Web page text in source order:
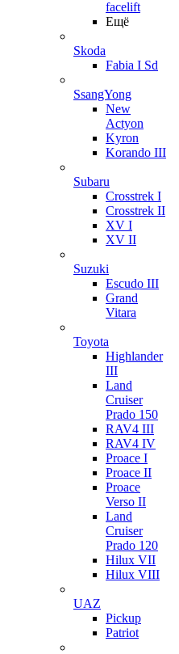
facelift
Ещё
Skoda
Fabia I Sd
SsangYong
New
Actyon
Kyron
Korando III
Subaru
Crosstrek I
Crosstrek II
XV I
XV II
Suzuki
Escudo III
Grand
Vitara
Toyota
Highlander
III
Land
Cruiser
Prado 150
RAV4 III
RAV4 IV
Proace I
Proace II
Proace
Verso II
Land
Cruiser
Prado 120
Hilux VII
Hilux VIII
UAZ
Pickup
Patriot